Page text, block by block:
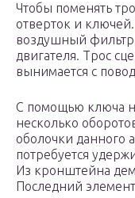
Чтобы поменять
отверток и
воздушный
двигателя. Трос
вынимается с
С помощью ключа
несколько
оболочки данного
потребуется
Из кронштейна
Последний